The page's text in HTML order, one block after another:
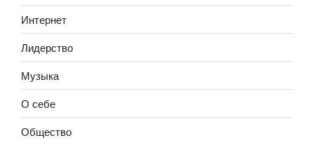
Интернет
Лидерство
Музыка
О себе
Общество